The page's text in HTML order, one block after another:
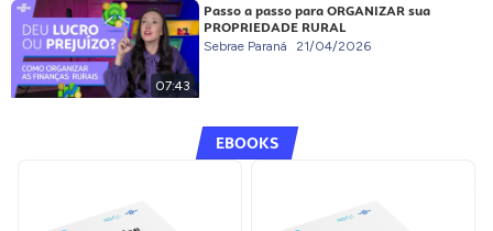
07:43
Passo a passo para ORGANIZAR sua
PROPRIEDADE RURAL
Sebrae Paraná 21/04/2026
EBOOKS